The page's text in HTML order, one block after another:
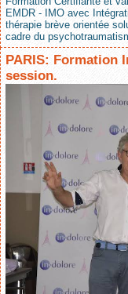
EMDR - IMO avec
thérapie brève orientée
cadre du
PARIS: Formation
session.